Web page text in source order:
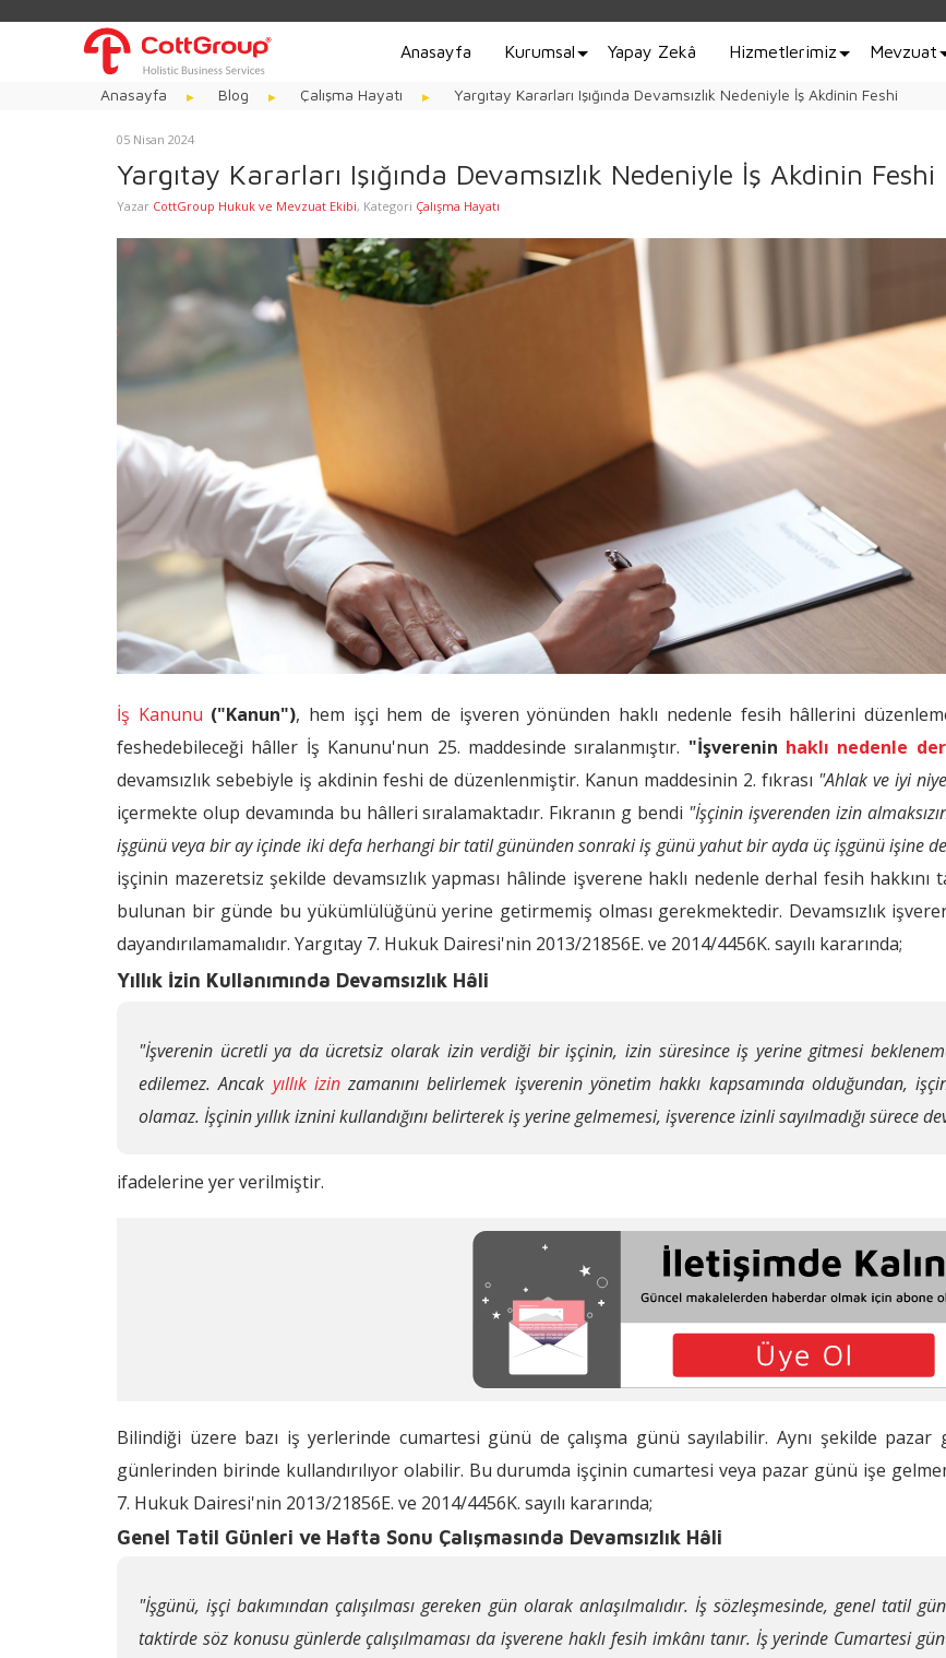
Anasayfa Kurumsal Yapay Zekâ Hizmetlerimiz Mevzuat
Anasayfa Blog Çalışma Hayatı Yargıtay Kararları Işığında Devamsızlık Nedeniyle İş Akdinin Feshi
05 Nisan 2024
Yargıtay Kararları Işığında Devamsızlık Nedeniyle İş Akdinin Feshi
Yazar CottGroup Hukuk ve Mevzuat Ekibi, Kategori Çalışma Hayatı
İş Kanunu ("Kanun"), hem işçi hem de işveren yönünden haklı nedenle fesih hâllerini
feshedebileceği hâller İş Kanunu'nun 25. maddesinde sıralanmıştır. "İşverenin haklı nedenle
devamsızlık sebebiyle iş akdinin feshi de düzenlenmiştir. Kanun maddesinin 2. fıkrası "Ahlak ve iyi
içermekte olup devamında bu hâlleri sıralamaktadır. Fıkranın g bendi "İşçinin işverenden izin
işgünü veya bir ay içinde iki defa herhangi bir tatil gününden sonraki iş günü yahut bir ayda üç işgünü işine
işçinin mazeretsiz şekilde devamsızlık yapması hâlinde işverene haklı nedenle derhal fesih hakkını
bulunan bir günde bu yükümlülüğünü yerine getirmemiş olması gerekmektedir. Devamsızlık
dayandırılamamalıdır. Yargıtay 7. Hukuk Dairesi'nin 2013/21856E. ve 2014/4456K. sayılı kararında;
Yıllık İzin Kullanımında Devamsızlık Hâli
"İşverenin ücretli ya da ücretsiz olarak izin verdiği bir işçinin, izin süresince iş yerine gitmesi
edilemez. Ancak yıllık izinzamanını belirlemek işverenin yönetim hakkı kapsamında olduğundan,
olamaz. İşçinin yıllık iznini kullandığını belirterek iş yerine gelmemesi, işverence izinli sayılmadığı sürece
ifadelerine yer verilmiştir.
Bilindiği üzere bazı iş yerlerinde cumartesi günü de çalışma günü sayılabilir. Aynı şekilde
günlerinden birinde kullandırılıyor olabilir. Bu durumda işçinin cumartesi veya pazar günü işe
7. Hukuk Dairesi'nin 2013/21856E. ve 2014/4456K. sayılı kararında;
Genel Tatil Günleri ve Hafta Sonu Çalışmasında Devamsızlık Hâli
"İşgünü, işçi bakımından çalışılması gereken gün olarak anlaşılmalıdır. İş sözleşmesinde, genel tatil
taktirde söz konusu günlerde çalışılmaması da işverene haklı fesih imkânı tanır. İş yerinde Cumartesi